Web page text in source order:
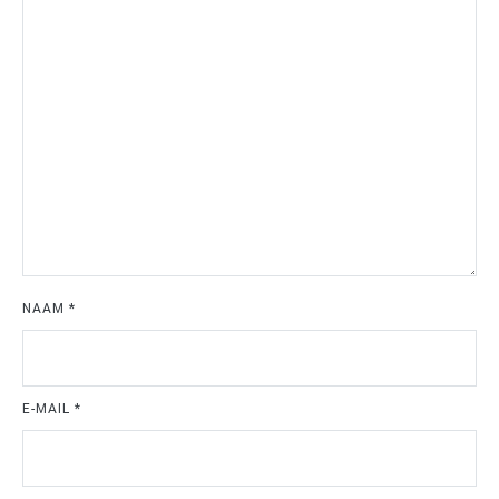
NAAM *
E-MAIL *